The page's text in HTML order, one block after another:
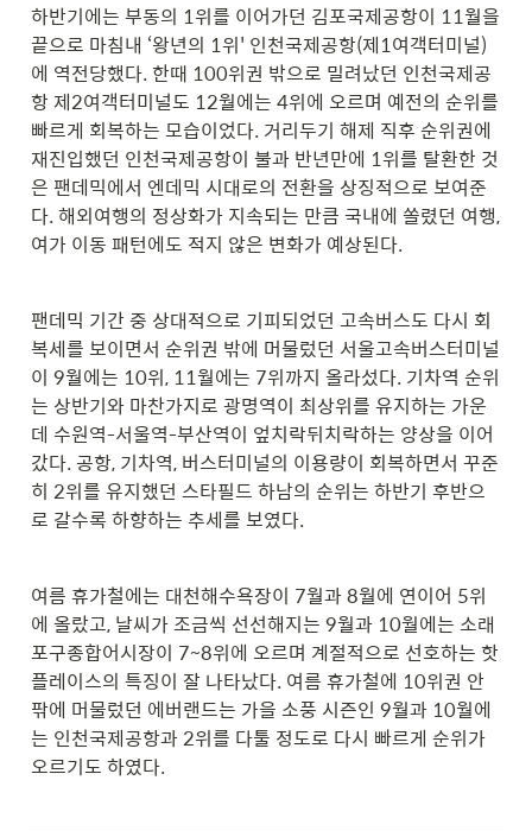
하반기에는 부동의 1위를 이어가던 김포국제공항이 11월을
끝으로 마침내 ‘왕년의 1위' 인천국제공항(제1여객터미널)
에 역전당했다. 한때 100위권 밖으로 밀려났던 인천국제공
항 제2여객터미널도 12월에는 4위에 오르며 예전의 순위를
빠르게 회복하는 모습이었다. 거리두기 해제 직후 순위권에
재진입했던 인천국제공항이 불과 반년만에 1위를 탈환한 것
은 팬데믹에서 엔데믹 시대로의 전환을 상징적으로 보여준
다. 해외여행의 정상화가 지속되는 만큼 국내에 쏠렸던 여행,
여가 이동 패턴에도 적지 않은 변화가 예상된다.
팬데믹 기간 중 상대적으로 기피되었던 고속버스도 다시 회
복세를 보이면서 순위권 밖에 머물렀던 서울고속버스터미널
이 9월에는 10위, 11월에는 7위까지 올라섰다. 기차역 순위
는 상반기와 마찬가지로 광명역이 최상위를 유지하는 가운
데 수원역-서울역-부산역이 엎치락뒤치락하는 양상을 이어
갔다. 공항, 기차역, 버스터미널의 이용량이 회복하면서 꾸준
히 2위를 유지했던 스타필드 하남의 순위는 하반기 후반으
로 갈수록 하향하는 추세를 보였다.
여름 휴가철에는 대천해수욕장이 7월과 8월에 연이어 5위
에 올랐고, 날씨가 조금씩 선선해지는 9월과 10월에는 소래
포구종합어시장이 7~8위에 오르며 계절적으로 선호하는 핫
플레이스의 특징이 잘 나타났다. 여름 휴가철에 10위권 안
팎에 머물렀던 에버랜드는 가을 소풍 시즌인 9월과 10월에
는 인천국제공항과 2위를 다툴 정도로 다시 빠르게 순위가
오르기도 하였다.